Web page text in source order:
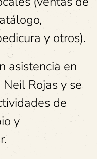
y otros).
asistencia en
Rojas y se
de
y